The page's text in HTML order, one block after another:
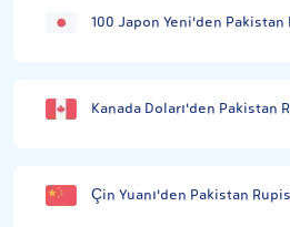
100 Japon Yeni'den
Kanada Doları'den Pakistan
Çin Yuanı'den Pakistan